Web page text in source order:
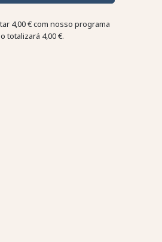
4,00 €com nosso programa
totalizará 4,00 €.